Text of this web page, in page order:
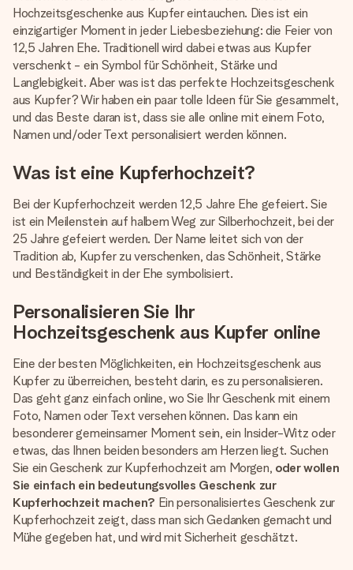
Montag - Freitag : 8:30 - 17:00 Uhr
Samstag - Sonntag : 8:30 - 13:00 Uhr
Hochzeitsgeschenke aus Kupfer eintauchen. Dies ist ein
einzigartiger Moment in jeder Liebesbeziehung: die Feier von
12,5 Jahren Ehe. Traditionell wird dabei etwas aus Kupfer
verschenkt - ein Symbol für Schönheit, Stärke und
Langlebigkeit. Aber was ist das perfekte Hochzeitsgeschenk
aus Kupfer? Wir haben ein paar tolle Ideen für Sie gesammelt,
und das Beste daran ist, dass sie alle online mit einem Foto,
Namen und/oder Text personalisiert werden können.
Was ist eine Kupferhochzeit?
Bei der Kupferhochzeit werden 12,5 Jahre Ehe gefeiert. Sie
ist ein Meilenstein auf halbem Weg zur Silberhochzeit, bei der
25 Jahre gefeiert werden. Der Name leitet sich von der
Tradition ab, Kupfer zu verschenken, das Schönheit, Stärke
und Beständigkeit in der Ehe symbolisiert.
Personalisieren Sie Ihr
Hochzeitsgeschenk aus Kupfer online
Eine der besten Möglichkeiten, ein Hochzeitsgeschenk aus
Kupfer zu überreichen, besteht darin, es zu personalisieren.
Das geht ganz einfach online, wo Sie Ihr Geschenk mit einem
Foto, Namen oder Text versehen können. Das kann ein
besonderer gemeinsamer Moment sein, ein Insider-Witz oder
etwas, das Ihnen beiden besonders am Herzen liegt. Suchen
Sie ein Geschenk zur Kupferhochzeit am Morgen, oder wollen
Sie einfach ein bedeutungsvolles Geschenk zur
Kupferhochzeit machen? Ein personalisiertes Geschenk zur
Kupferhochzeit zeigt, dass man sich Gedanken gemacht und
Mühe gegeben hat, und wird mit Sicherheit geschätzt.